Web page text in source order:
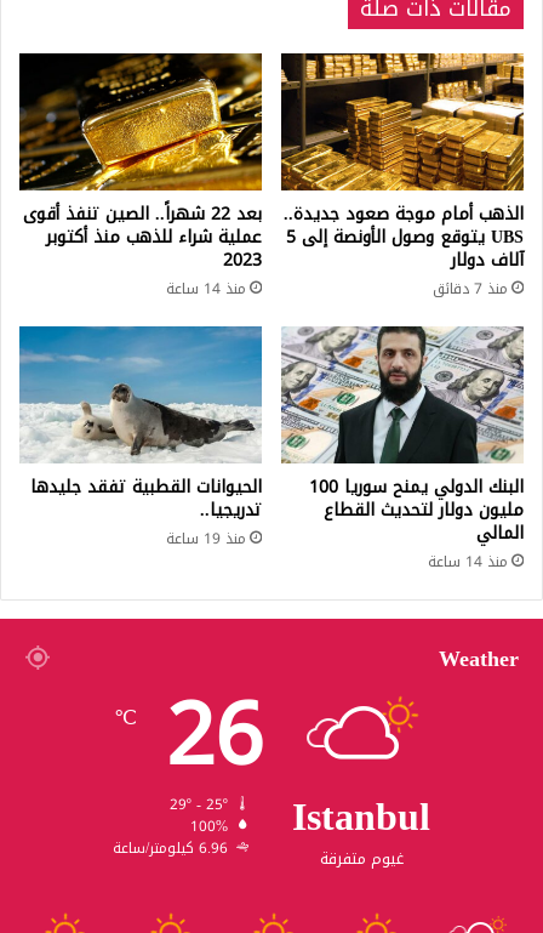
مقالات ذات صلة
الذهب أمام موجة صعود جديدة..
UBS يتوقع وصول الأونصة إلى 5
آلاف دولار
منذ 7 دقائق
بعد 22 شهراً.. الصين تنفذ أقوى
عملية شراء للذهب منذ أكتوبر
2023
منذ 14 ساعة
البنك الدولي يمنح سوريا 100
مليون دولار لتحديث القطاع
المالي
منذ 14 ساعة
الحيوانات القطبية تفقد جليدها
تدريجيا..
منذ 19 ساعة
Weather
Istanbul
غيوم متفرقة
26
℃
100%
6.96 كيلومتر/ساعة